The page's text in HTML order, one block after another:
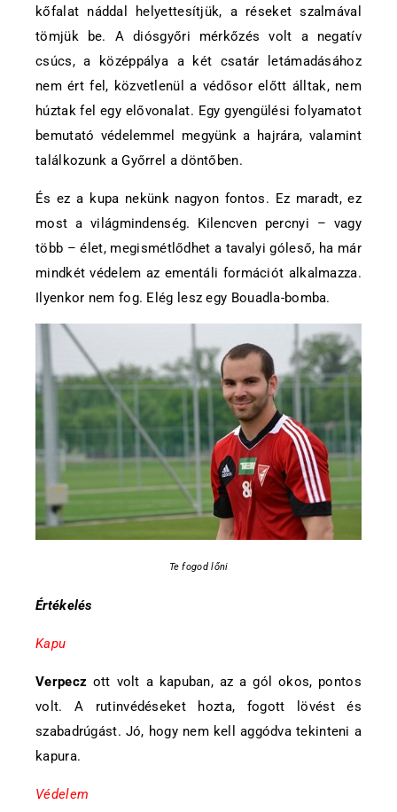
kőfalat náddal helyettesítjük, a réseket szalmával
tömjük be. A diósgyőri mérkőzés volt a negatív
csúcs, a középpálya a két csatár letámadásához
nem ért fel, közvetlenül a védősor előtt álltak, nem
húztak fel egy elővonalat. Egy gyengülési folyamatot
bemutató védelemmel megyünk a hajrára, valamint
találkozunk a Győrrel a döntőben.
És ez a kupa nekünk nagyon fontos. Ez maradt, ez
most a világmindenség. Kilencven percnyi – vagy
több – élet, megismétlődhet a tavalyi góleső, ha már
mindkét védelem az ementáli formációt alkalmazza.
Ilyenkor nem fog. Elég lesz egy Bouadla-bomba.
Te fogod lőni
Értékelés
Kapu
Verpecz ott volt a kapuban, az a gól okos, pontos
volt. A rutinvédéseket hozta, fogott lövést és
szabadrúgást. Jó, hogy nem kell aggódva tekinteni a
kapura.
Védelem